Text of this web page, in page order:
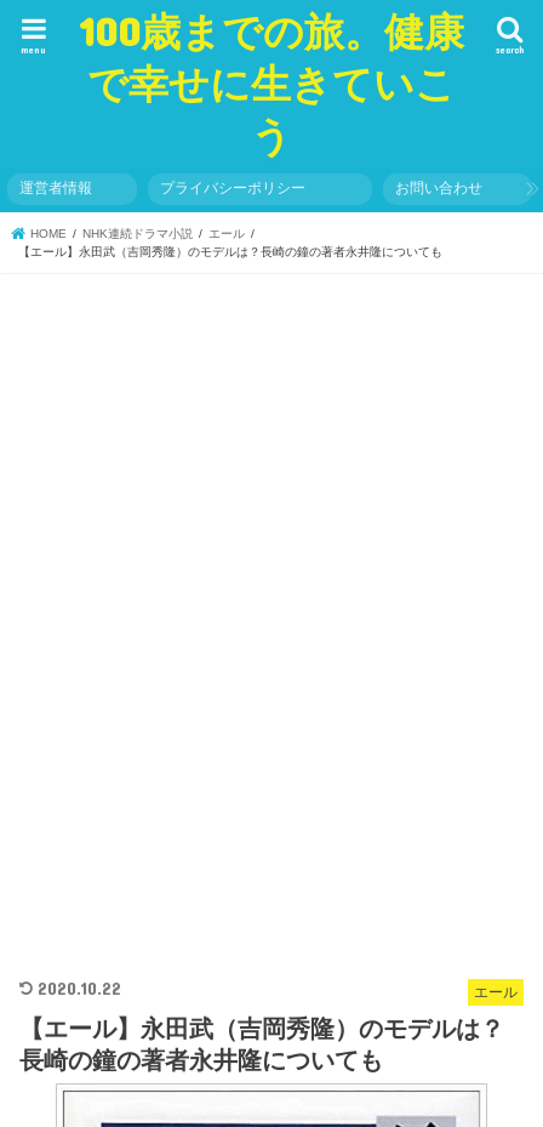
100歳までの旅。健康
で幸せに生きていこ
う
search
menu
運営者情報 プライバシーポリシー お問い合わせ
HOME NHK連続ドラマ小説
エール
【エール】永田武（吉岡秀隆）のモデルは？長崎の鐘の著者永井隆についても
エール
2020.10.22
【エール】永田武（吉岡秀隆）のモデルは？
長崎の鐘の著者永井隆についても